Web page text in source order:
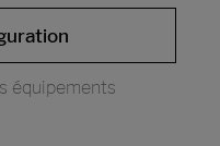
équipements